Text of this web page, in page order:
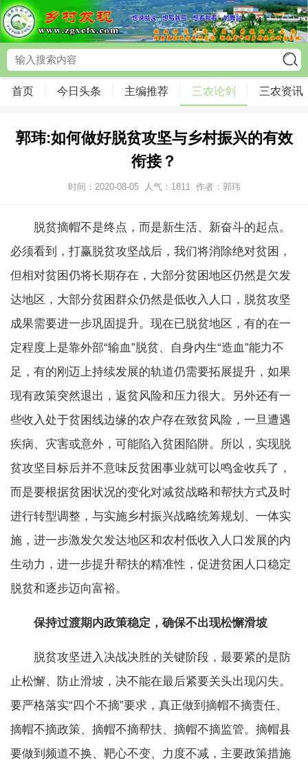
首页 今日头条 主编推荐 三农论剑 三农资讯
郭玮:如何做好脱贫攻坚与乡村振兴的有效
衔接？
时间：2020-08-05 人气： 1811 作者：郭玮
脱贫摘帽不是终点，而是新生活、新奋斗的起点。
必须看到，打赢脱贫攻坚战后，我们将消除绝对贫困，
但相对贫困仍将长期存在，大部分贫困地区仍然是欠发
达地区，大部分贫困群众仍然是低收入人口，脱贫攻坚
成果需要进一步巩固提升。现在已脱贫地区，有的在一
定程度上是靠外部“输血”脱贫、自身内生“造血”能力不
足，有的刚迈上持续发展的轨道仍需要拓展提升，如果
现有政策突然退出，返贫风险和压力很大。另外还有一
些收入处于贫困线边缘的农户存在致贫风险，一旦遭遇
疾病、灾害或意外，可能陷入贫困陷阱。所以，实现脱
贫攻坚目标后并不意味反贫困事业就可以鸣金收兵了，
而是要根据贫困状况的变化对减贫战略和帮扶方式及时
进行转型调整，与实施乡村振兴战略统筹规划、一体实
施，进一步激发欠发达地区和农村低收入人口发展的内
生动力，进一步提升帮扶的精准性，促进贫困人口稳定
脱贫和逐步迈向富裕。
保持过渡期内政策稳定，确保不出现松懈滑坡
脱贫攻坚进入决战决胜的关键阶段，最要紧的是防
止松懈、防止滑坡，决不能在最后紧要关头出现闪失。
要严格落实“四个不摘”要求，真正做到摘帽不摘责任、
摘帽不摘政策、摘帽不摘帮扶、摘帽不摘监管。摘帽县
要做到频道不换、靶心不变、力度不减，主要政策措施